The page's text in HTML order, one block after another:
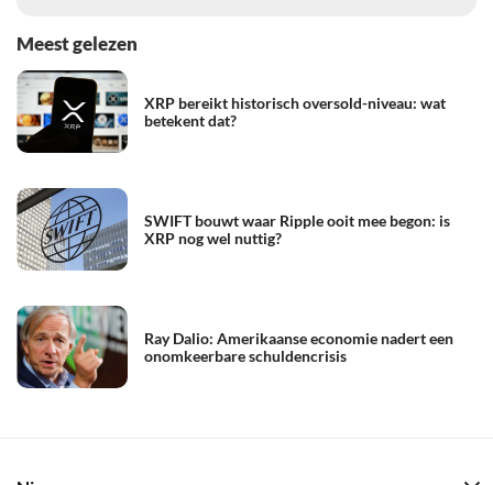
Meest gelezen
XRP bereikt historisch oversold-niveau: wat
betekent dat?
SWIFT bouwt waar Ripple ooit mee begon: is
XRP nog wel nuttig?
Ray Dalio: Amerikaanse economie nadert een
onomkeerbare schuldencrisis